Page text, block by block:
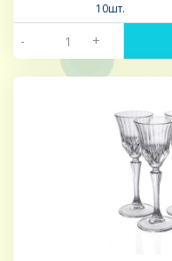
10шт.
- +